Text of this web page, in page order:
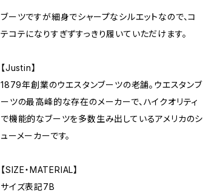
ブーツですが細身でシャープなシルエットなので、コ
テコテになりすぎずすっきり履いていただけます。
【Justin】
1879年創業のウエスタンブーツの老舗。ウエスタンブ
ーツの最高峰的な存在のメーカーで、ハイクオリティ
で機能的なブーツを多数生み出しているアメリカのシ
ューメーカーです。
【SIZE・MATERIAL】
サイズ表記7B